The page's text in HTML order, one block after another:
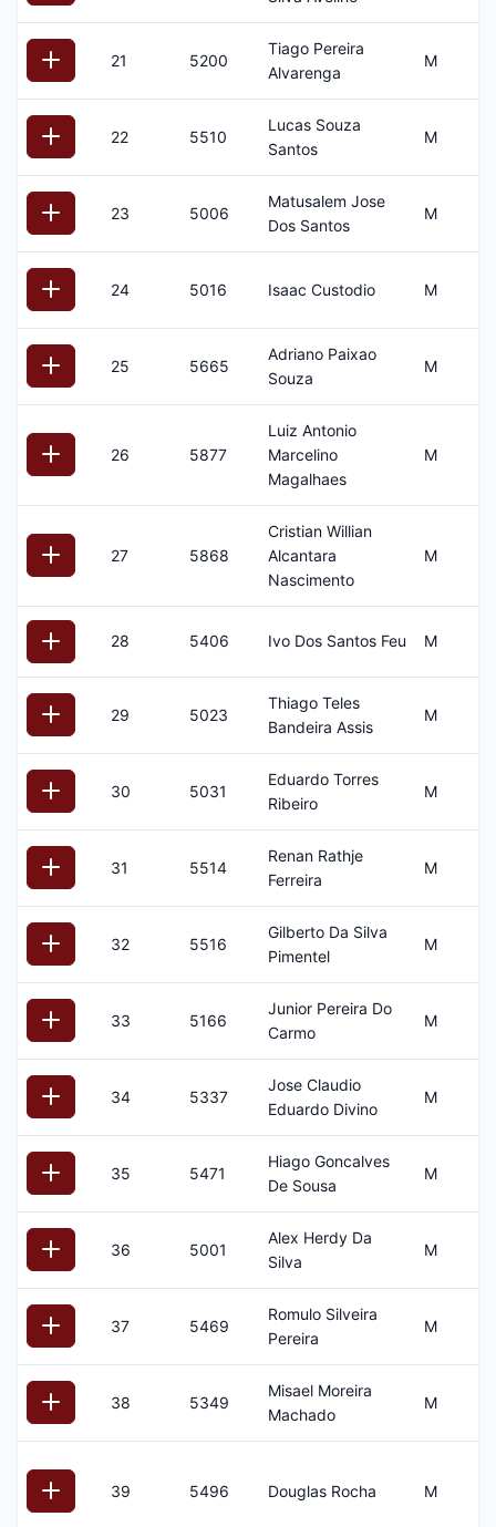
21 5200
Tiago Pereira
Alvarenga
M
22 5510
Lucas Souza
Santos
M
23 5006
Matusalem Jose
Dos Santos
M
24 5016 Isaac Custodio M
25 5665
Adriano Paixao
Souza
M
26 5877
Luiz Antonio
Marcelino
Magalhaes
M
27 5868
Cristian Willian
Alcantara
Nascimento
M
28 5406 Ivo Dos Santos Feu M
29 5023
Thiago Teles
Bandeira Assis
M
30 5031
Eduardo Torres
Ribeiro
M
31 5514
Renan Rathje
Ferreira
M
32 5516
Gilberto Da Silva
Pimentel
M
33 5166
Junior Pereira Do
Carmo
M
34 5337
Jose Claudio
Eduardo Divino
M
35 5471
Hiago Goncalves
De Sousa
M
36 5001
Alex Herdy Da
Silva
M
37 5469
Romulo Silveira
Pereira
M
38 5349
Misael Moreira
Machado
M
39 5496 Douglas Rocha M